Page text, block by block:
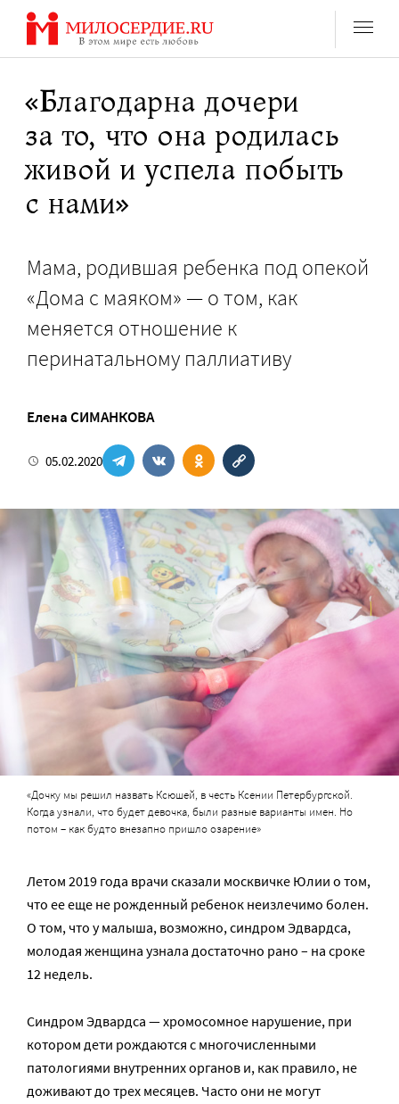
Перейти
содержанию
«Благодарна дочери
за то, что она родилась
живой и успела побыть
с нами»
Мама, родившая ребенка под опекой
«Дома с маяком» — о том, как
меняется отношение к
перинатальному паллиативу
Елена СИМАНКОВА
05.02.2020
«Дочку мы решил назвать Ксюшей, в честь Ксении Петербургской.
Когда узнали, что будет девочка, были разные варианты имен. Но
потом – как будто внезапно пришло озарение»
Летом 2019 года врачи сказали москвичке Юлии о том,
что ее еще не рожденный ребенок неизлечимо болен.
О том, что у малыша, возможно, синдром Эдвардса,
молодая женщина узнала достаточно рано – на сроке
12 недель.
Синдром Эдвардса — хромосомное нарушение, при
котором дети рождаются с многочисленными
патологиями внутренних органов и, как правило, не
доживают до трех месяцев. Часто они не могут